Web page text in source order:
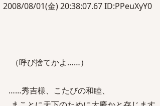
08/01(金) 20:38:07.67 ID:PPeuXyY0
捨てかよ……）
、こたびの和睦、